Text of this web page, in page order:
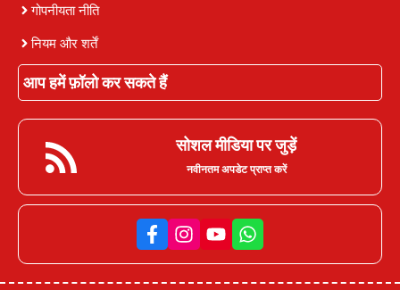
गोपनीयता नीति
नियम और शर्तें
आप हमें फ़ॉलो कर सकते हैं
सोशल मीडिया पर जुड़ें
नवीनतम अपडेट प्राप्त करें